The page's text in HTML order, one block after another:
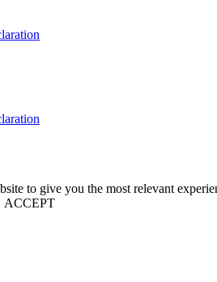
to give you the most relevant
ACCEPT